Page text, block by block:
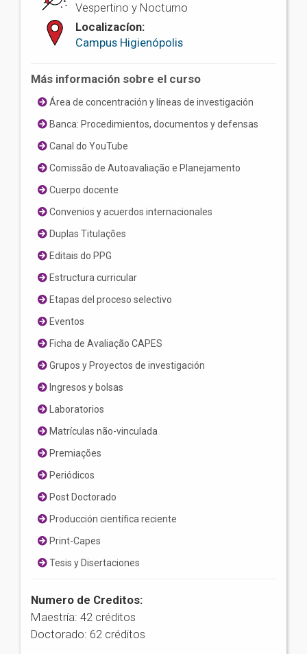
Vespertino y Nocturno
Localizacíon:
Campus Higienópolis
Más información sobre el curso
Área de concentración y líneas de investigación
Banca: Procedimientos, documentos y defensas
Canal do YouTube
Comissão de Autoavaliação e Planejamento
Cuerpo docente
Convenios y acuerdos internacionales
Duplas Titulações
Editais do PPG
Estructura curricular
Etapas del proceso selectivo
Eventos
Ficha de Avaliação CAPES
Grupos y Proyectos de investigación
Ingresos y bolsas
Laboratorios
Matrículas não-vinculada
Premiações
Periódicos
Post Doctorado
Producción científica reciente
Print-Capes
Tesis y Disertaciones
Numero de Creditos:
Maestría: 42 créditos
Doctorado: 62 créditos